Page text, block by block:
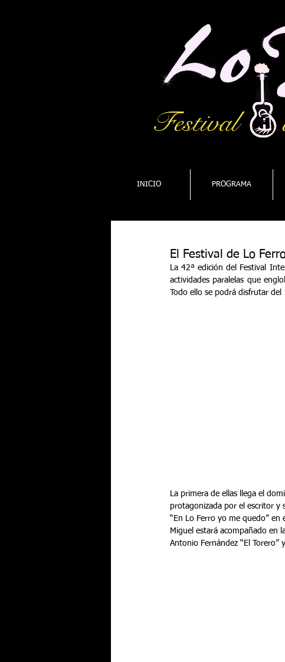
Festival
INICIO PROGRAMA
El Festival de Lo
La 42ª edición del Festival
actividades paralelas que
Todo ello se podrá disfrutar
La primera de ellas llega el
protagonizada por el escritor y
“En Lo Ferro yo me quedo” en
Miguel estará acompañado en
Antonio Fernández “El Torero”